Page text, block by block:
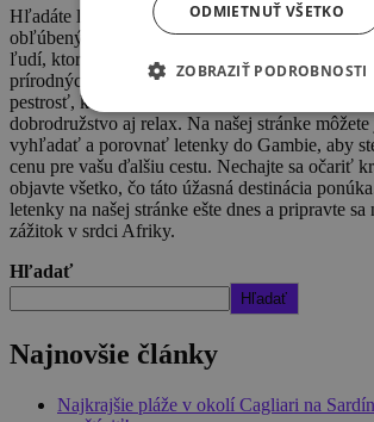
Hľadáte letenky do Gambie? Tento klenot
obľúbený pre svoje úchvatnépláže, bohatú
ľudí, ktorí zaručujú nezabudnuteľný zážitok.
prírodných rezervácií po historické pamiatky,
pestrosť, ktorá uspokojí každého cestovateľa
dobrodružstvo aj relax. Na našej stránke
vyhľadať a porovnať letenky do Gambie, aby
cenu pre vašu ďalšiu cestu. Nechajte sa očariť
objavte všetko, čo táto úžasná destinácia
letenky na našej stránke ešte dnes a pripravte
zážitok v srdci Afriky.
Hľadať
Hľadať
Najnovšie články
Najkrajšie pláže v okolí Cagliari na
ODMIETNUŤ VŠETKO
ZOBRAZIŤ PODROBNOSTI